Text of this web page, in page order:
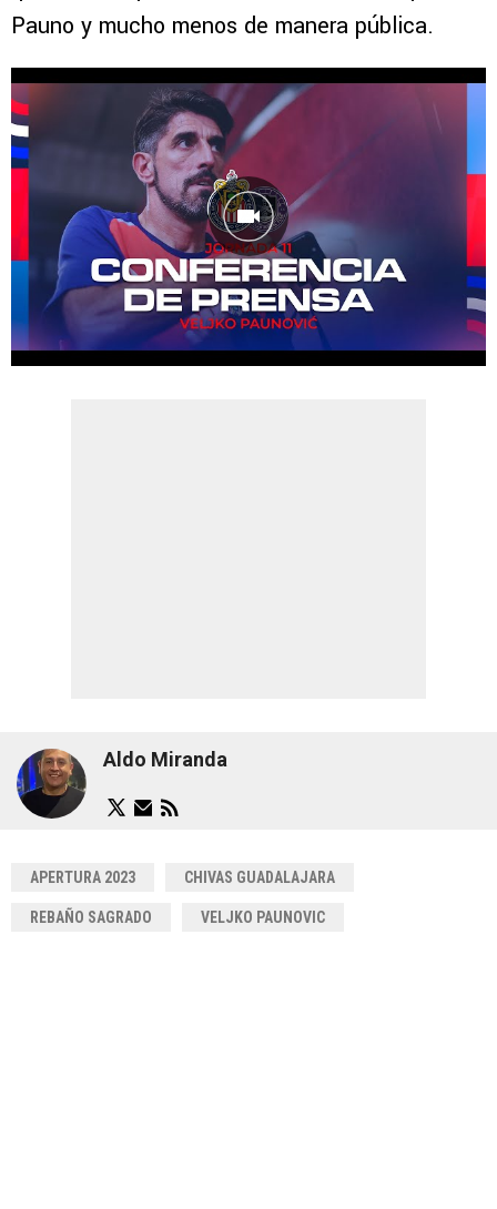
Pauno y mucho menos de manera pública.
Aldo Miranda
APERTURA 2023 CHIVAS GUADALAJARA
REBAÑO SAGRADO VELJKO PAUNOVIC